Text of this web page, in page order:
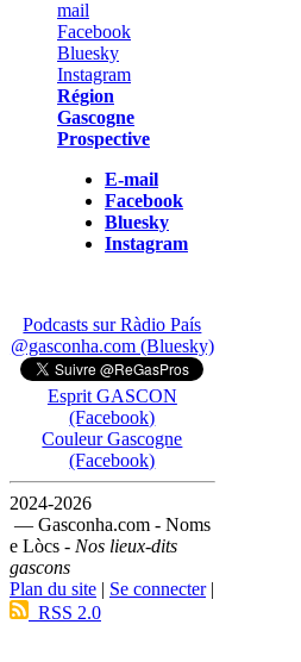
Région
Gascogne
Prospective
E-mail
Facebook
Bluesky
Instagram
Podcasts sur Ràdio País
@gasconha.com (Bluesky)
Esprit GASCON
(Facebook)
Couleur Gascogne
(Facebook)
2024-2026
— Gasconha.com - Noms
e Lòcs - Nos lieux-dits
gascons
Plan du site | Se connecter|
RSS 2.0